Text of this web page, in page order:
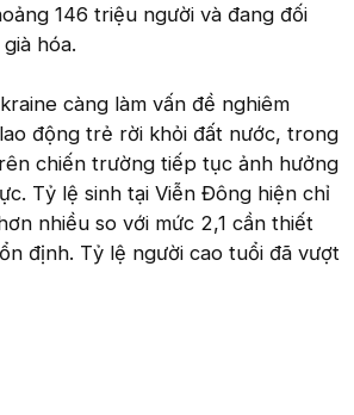
146 triệu người và đang đối
hóa.
càng làm vấn đề nghiêm
động trẻ rời khỏi đất nước, trong
chiến trường tiếp tục ảnh hưởng
Tỷ lệ sinh tại Viễn Đông hiện chỉ
nhiều so với mức 2,1 cần thiết
định. Tỷ lệ người cao tuổi đã vượt